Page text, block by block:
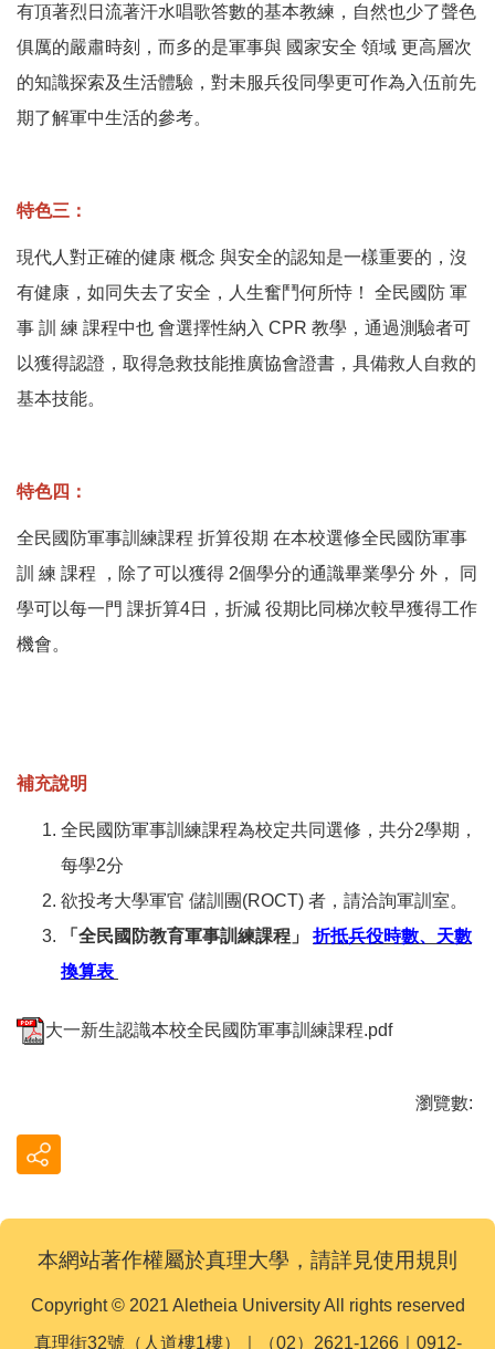
有頂著烈日流著汗水唱歌答數的基本教練，自然也少了聲色
俱厲的嚴肅時刻，而多的是軍事與 國家安全 領域 更高層次
的知識探索及生活體驗，對未服兵役同學更可作為入伍前先
期了解軍中生活的參考。
特色三：
現代人對正確的健康 概念 與安全的認知是一樣重要的，沒
有健康，如同失去了安全，人生奮鬥何所恃！ 全民國防 軍
事 訓 練 課程中也 會選擇性納入 CPR 教學，通過測驗者可
以獲得認證，取得急救技能推廣協會證書，具備救人自救的
基本技能。
特色四：
全民國防軍事訓練課程 折算役期 在本校選修全民國防軍事
訓 練 課程 ，除了可以獲得 2個學分的通識畢業學分 外， 同
學可以每一門 課折算4日，折減 役期比同梯次較早獲得工作
機會。
補充說明
全民國防軍事訓練課程為校定共同選修，共分2學期，
每學2分
欲投考大學軍官 儲訓團(ROCT) 者，請洽詢軍訓室。
「全民國防教育軍事訓練課程」 折抵兵役時數、天數
換算表
大一新生認識本校全民國防軍事訓練課程.pdf
瀏覽數:
本網站著作權屬於真理大學，請詳見使用規則
Copyright © 2021 Aletheia University All rights reserved
真理街32號（人道樓1樓）｜（02）2621-1266｜0912-